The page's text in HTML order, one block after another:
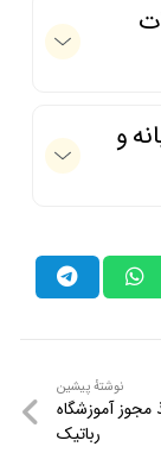
و
نوشتهٔ پیشین
مجوز آموزشگاه
رباتیک